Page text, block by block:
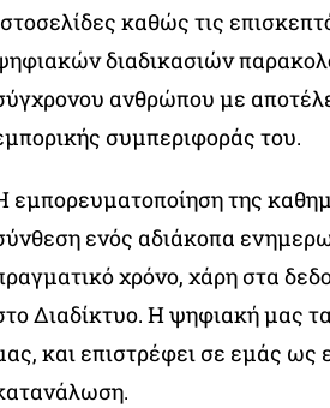
καθώς τις
διαδικασιών
ανθρώπου με
συμπεριφοράς του.
εμπορευματοποίηση της
ενός αδιάκοπα
χρόνο, χάρη στα
Διαδίκτυο. Η ψηφιακή μας
και επιστρέφει σε εμάς ως